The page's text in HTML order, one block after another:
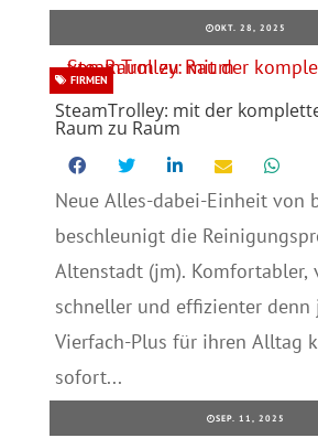
OKT. 28, 2025
SteamTrolley: mit der
Raum zu Raum
FIRMEN
Neue Alles-dabei-Einheit von
beschleunigt die
Altenstadt (jm). Komfortabler,
schneller und effizienter denn
Vierfach-Plus für ihren Alltag
sofort...
SEP. 11, 2025